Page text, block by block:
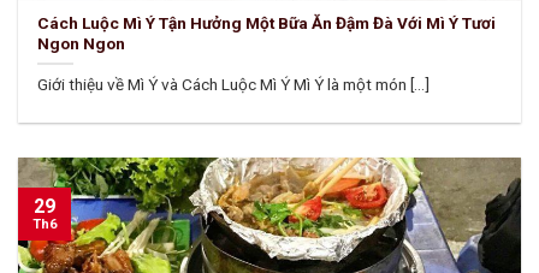
Cách Luộc Mì Ý Tận Hưởng Một Bữa Ăn Đậm Đà Với Mì Ý Tươi
Ngon Ngon
Giới thiệu về Mì Ý và Cách Luộc Mì Ý Mì Ý là một món [...]
29
Th6